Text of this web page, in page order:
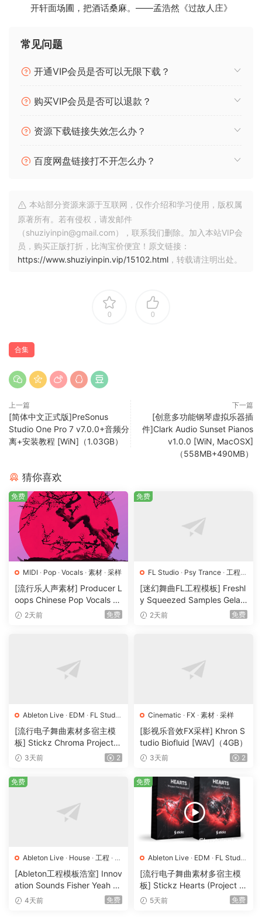
难以置信的 Atmospheres、Pads、Plucks 和 Leads。
HAZARD For XFER Serum
行合成器。
您将发现 100 种令人难以置信的贝斯、合成器、打击垫和 FX。
专为电子舞曲制作人设计。
此包包含各种可自定义的高能量 MIDI 文件，包括旋律、主旋律
Velocity：Serum FX 预设
强大的合成器插件 Xfer Serum 的 30 多个 FX 预设集合。
由音乐制作专家设计，可为任何声音添加动感和个性。
主页
300+ Serum Presets for Drum and Bass, Dubstep, House,
Techno & Melodic
Professionally designed to cut through the mix and spark
energy into your productions.
Reverse Engineer, Customize, and combine for unlimited
possibilties.
If you struggle with having a powerful sound in your music,
these will get your songs pumped up in no time.
dubstep hits, I’ve created a collection of Presets that bring
Learn professional sound design techniques by reverse
engineering these presets.
DAWS.
Nebula for XFER Serum
Designed for the powerful synthesizer Serum, these 90+
presets offer a wide range of incredible Atmospheres,
HAZARD For XFER Serum
Pushing the boundaries of Serum with new techniques
and researching the most popular synths that have shaped
开轩面场圃，把酒话桑麻。——孟浩然《过故人庄》
常见问题
开通VIP会员是否可以无限下载？
购买VIP会员是否可以退款？
资源下载链接失效怎么办？
百度网盘链接打不开怎么办？
本站部分资源来源于互联网，仅作介绍和学习使用，版权属
原著所有。若有侵权，请发邮件
（shuziyinpin@gmail.com），联系我们删除。加入本站VIP会
员，购买正版打折，比淘宝价便宜！原文链接：
https://www.shuziyinpin.vip/15102.html ，转载请注明出处。
0 0
合集
上一篇
[简体中文正式版]PreSonus
Studio One Pro 7 v7.0.0+音频分
离+安装教程 [WiN]（1.03GB）
下一篇
[创意多功能钢琴虚拟乐器插
件]Clark Audio Sunset Pianos
v1.0.0 [WiN, MacOSX]
（558MB+490MB）
猜你喜欢
MIDI · Pop · Vocals · 素材 · 采样
[流行乐人声素材] Producer L
oops Chinese Pop Vocals Vo
l.1 [WAV, MiDi, REX]（3.21G
2天前 免费
免费
FL Studio · Psy Trance · 工程·
素材
采样
[迷幻舞曲FL工程模板] Freshl
y Squeezed Samples Gelar
di Template Essentials Vol.1
2天前 免费
免费
Ableton Live · EDM · FL Studio
· Logic Pro ·Pop · 工程· 素材
采样
[流行电子舞曲素材多宿主模
板] Stickz Chroma Project Fi
le Expansion（2.53GB）
3天前 2
Cinematic · FX · 素材 · 采样
[影视乐音效FX采样] Khron S
tudio Biofluid [WAV]（4GB）
3天前 2
Ableton Live · House · 工程 · 素
材
采样
[Ableton工程模板浩室] Innov
ation Sounds Fisher Yeah T
he Girls (Rmv Remake)（13
4天前 免费
免费
Ableton Live · EDM · FL Studio
· Logic Pro ·MIDI · Pop· 工程
素材 · 采样
[流行电子舞曲素材多宿主模
板] Stickz Hearts (Project Fil
e Expansion) [多格式]（86
5天前 免费
免费